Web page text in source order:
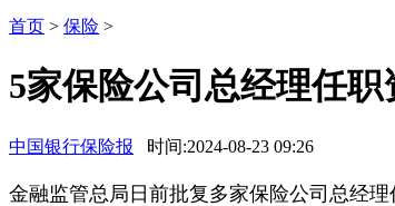
首页 > 保险 >
5家保险公司总经理任职
中国银行保险报 时间:2024-08-23 09:26
金融监管总局日前批复多家保险公司总经